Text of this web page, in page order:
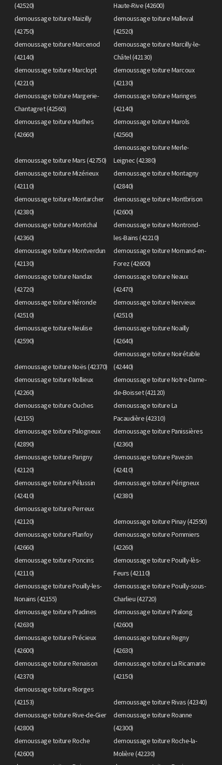
(42520)
Haute-Rive (42600)
demoussage toiture Maizilly
(42750)
demoussage toiture Malleval
(42520)
demoussage toiture Marcenod
(42140)
demoussage toiture Marcilly-le-
Châtel (42130)
demoussage toiture Marclopt
(42210)
demoussage toiture Marcoux
(42130)
demoussage toiture Margerie-
Chantagret (42560)
demoussage toiture Maringes
(42140)
demoussage toiture Marlhes
(42660)
demoussage toiture Marols
(42560)
demoussage toiture Mars (42750)
demoussage toiture Merle-
Leignec (42380)
demoussage toiture Mizérieux
(42110)
demoussage toiture Montagny
(42840)
demoussage toiture Montarcher
(42380)
demoussage toiture Montbrison
(42600)
demoussage toiture Montchal
(42360)
demoussage toiture Montrond-
les-Bains (42210)
demoussage toiture Montverdun
(42130)
demoussage toiture Mornand-en-
Forez (42600)
demoussage toiture Nandax
(42720)
demoussage toiture Neaux
(42470)
demoussage toiture Néronde
(42510)
demoussage toiture Nervieux
(42510)
demoussage toiture Neulise
(42590)
demoussage toiture Noailly
(42640)
demoussage toiture Noës (42370)
demoussage toiture Noirétable
(42440)
demoussage toiture Nollieux
(42260)
demoussage toiture Notre-Dame-
de-Boisset (42120)
demoussage toiture Ouches
(42155)
demoussage toiture La
Pacaudière (42310)
demoussage toiture Palogneux
(42890)
demoussage toiture Panissières
(42360)
demoussage toiture Parigny
(42120)
demoussage toiture Pavezin
(42410)
demoussage toiture Pélussin
(42410)
demoussage toiture Périgneux
(42380)
demoussage toiture Perreux
(42120)
demoussage toiture Pinay (42590)
demoussage toiture Planfoy
(42660)
demoussage toiture Pommiers
(42260)
demoussage toiture Poncins
(42110)
demoussage toiture Pouilly-lès-
Feurs (42110)
demoussage toiture Pouilly-les-
Nonains (42155)
demoussage toiture Pouilly-sous-
Charlieu (42720)
demoussage toiture Pradines
(42630)
demoussage toiture Pralong
(42600)
demoussage toiture Précieux
(42600)
demoussage toiture Regny
(42630)
demoussage toiture Renaison
(42370)
demoussage toiture La Ricamarie
(42150)
demoussage toiture Riorges
(42153)
demoussage toiture Rivas (42340)
demoussage toiture Rive-de-Gier
(42800)
demoussage toiture Roanne
(42300)
demoussage toiture Roche
(42600)
demoussage toiture Roche-la-
Molière (42230)